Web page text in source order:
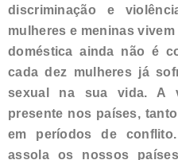
discriminação e
mulheres e meninas
doméstica ainda não é
cada dez mulheres já
sexual na sua vida. A
presente nos países,
em períodos de
assola os nossos